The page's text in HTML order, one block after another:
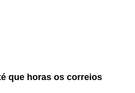
que horas os correios